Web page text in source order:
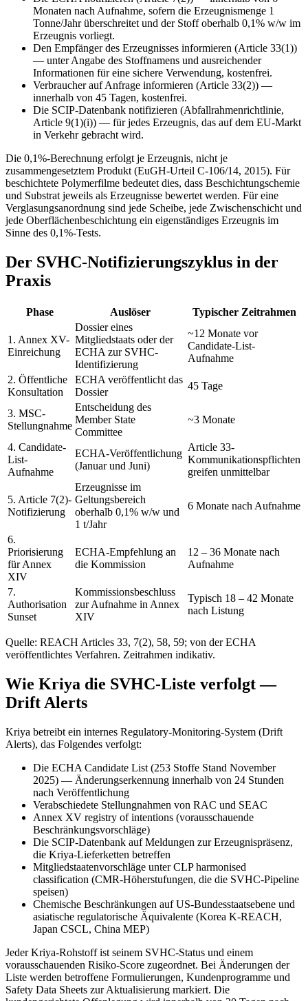
Monaten nach Aufnahme, sofern die Erzeugnismenge 1
Tonne/Jahr überschreitet und der Stoff oberhalb 0,1% w/w im
Erzeugnis vorliegt.
Den Empfänger des Erzeugnisses informieren (Article 33(1))
— unter Angabe des Stoffnamens und ausreichender
Informationen für eine sichere Verwendung, kostenfrei.
Verbraucher auf Anfrage informieren (Article 33(2)) —
innerhalb von 45 Tagen, kostenfrei.
Die SCIP-Datenbank notifizieren (Abfallrahmenrichtlinie,
Article 9(1)(i)) — für jedes Erzeugnis, das auf dem EU-Markt
in Verkehr gebracht wird.
Die 0,1%-Berechnung erfolgt je Erzeugnis, nicht je
zusammengesetztem Produkt (EuGH-Urteil C-106/14, 2015). Für
beschichtete Polymerfilme bedeutet dies, dass Beschichtungschemie
und Substrat jeweils als Erzeugnisse bewertet werden. Für eine
Verglasungsanordnung sind jede Scheibe, jede Zwischenschicht und
jede Oberflächenbeschichtung ein eigenständiges Erzeugnis im
Sinne des 0,1%-Tests.
Der SVHC-Notifizierungszyklus in der
Praxis
Phase Auslöser Typischer Zeitrahmen
1. Annex XV-
Einreichung
Dossier eines
Mitgliedstaats oder der
ECHA zur SVHC-
Identifizierung
~12 Monate vor
Candidate-List-
Aufnahme
2. Öffentliche
Konsultation
ECHA veröffentlicht das
Dossier
45 Tage
3. MSC-
Stellungnahme
Entscheidung des
Member State
Committee
~3 Monate
4. Candidate-
List-
Aufnahme
ECHA-Veröffentlichung
(Januar und Juni)
Article 33-
Kommunikationspflichten
greifen unmittelbar
5. Article 7(2)-
Notifizierung
Erzeugnisse im
Geltungsbereich
oberhalb 0,1% w/w und
1 t/Jahr
6 Monate nach Aufnahme
6.
Priorisierung
für Annex
XIV
ECHA-Empfehlung an
die Kommission
12 – 36 Monate nach
Aufnahme
7.
Authorisation
Sunset
Kommissionsbeschluss
zur Aufnahme in Annex
XIV
Typisch 18 – 42 Monate
nach Listung
Quelle: REACH Articles 33, 7(2), 58, 59; von der ECHA
veröffentlichtes Verfahren. Zeitrahmen indikativ.
Wie Kriya die SVHC-Liste verfolgt —
Drift Alerts
Kriya betreibt ein internes Regulatory-Monitoring-System (Drift
Alerts), das Folgendes verfolgt:
Die ECHA Candidate List (253 Stoffe Stand November
2025) — Änderungserkennung innerhalb von 24 Stunden
nach Veröffentlichung
Verabschiedete Stellungnahmen von RAC und SEAC
Annex XV registry of intentions (vorausschauende
Beschränkungsvorschläge)
Die SCIP-Datenbank auf Meldungen zur Erzeugnispräsenz,
die Kriya-Lieferketten betreffen
Mitgliedstaatenvorschläge unter CLP harmonised
classification (CMR-Höherstufungen, die die SVHC-Pipeline
speisen)
Chemische Beschränkungen auf US-Bundesstaatsebene und
asiatische regulatorische Äquivalente (Korea K-REACH,
Japan CSCL, China MEP)
Jeder Kriya-Rohstoff ist seinem SVHC-Status und einem
vorausschauenden Risiko-Score zugeordnet. Bei Änderungen der
Liste werden betroffene Formulierungen, Kundenprogramme und
Safety Data Sheets zur Aktualisierung markiert. Die